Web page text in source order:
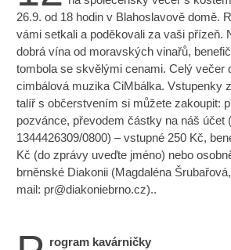
26.9. od 18 hodin v Blahoslavově domě.
vámi setkali a poděkovali za vaši přízeň.
dobrá vína od moravských vinařů,
tombola se skvělými cenami. Celý večer
cimbálová muzika CiMbálka. Vstupenky
talíř s občerstvením si můžete zakoupit:
pozvánce, převodem částky na náš účet
1344426309/0800) – vstupné 250 Kč,
Kč (do zprávy uveďte jméno) nebo
brněnské Diakonii (Magdaléna
mail: pr@diakoniebrno.cz)..
rogram kavárničky